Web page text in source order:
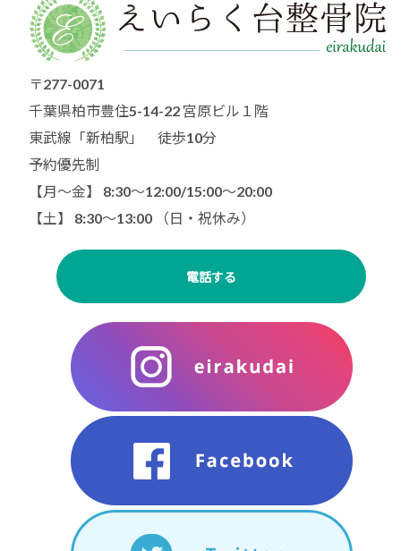
〒277-0071
千葉県柏市豊住5-14-22 宮原ビル１階
東武線「新柏駅」 徒歩10分
予約優先制
【月〜金】 8:30～12:00/15:00〜20:00
【土】 8:30〜13:00 （日・祝休み）
電話する